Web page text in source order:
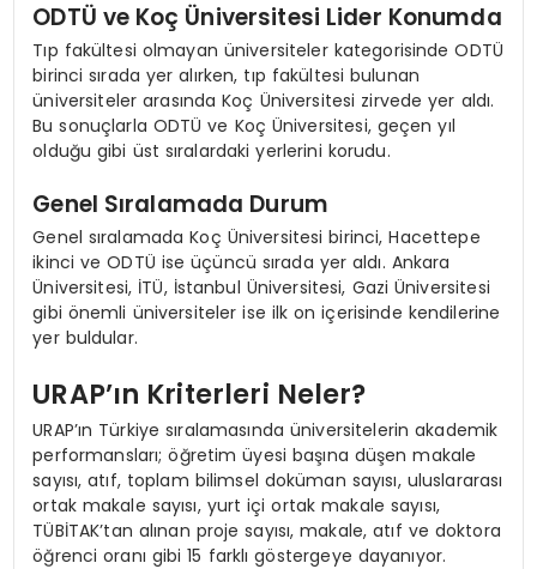
ODTÜ ve Koç Üniversitesi Lider Konumda
Tıp fakültesi olmayan üniversiteler kategorisinde ODTÜ
birinci sırada yer alırken, tıp fakültesi bulunan
üniversiteler arasında Koç Üniversitesi zirvede yer aldı.
Bu sonuçlarla ODTÜ ve Koç Üniversitesi, geçen yıl
olduğu gibi üst sıralardaki yerlerini korudu.
Genel Sıralamada Durum
Genel sıralamada Koç Üniversitesi birinci, Hacettepe
ikinci ve ODTÜ ise üçüncü sırada yer aldı. Ankara
Üniversitesi, İTÜ, İstanbul Üniversitesi, Gazi Üniversitesi
gibi önemli üniversiteler ise ilk on içerisinde kendilerine
yer buldular.
URAP’ın Kriterleri Neler?
URAP’ın Türkiye sıralamasında üniversitelerin akademik
performansları; öğretim üyesi başına düşen makale
sayısı, atıf, toplam bilimsel doküman sayısı, uluslararası
ortak makale sayısı, yurt içi ortak makale sayısı,
TÜBİTAK’tan alınan proje sayısı, makale, atıf ve doktora
öğrenci oranı gibi 15 farklı göstergeye dayanıyor.